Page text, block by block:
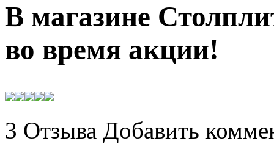
В магазине
во время акции!
3 Отзыва Добавить